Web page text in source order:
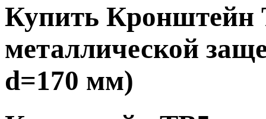
Купить Кронштейн
металлической
d=170 мм)